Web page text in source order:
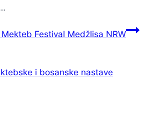
Festival Medžlisa NRW